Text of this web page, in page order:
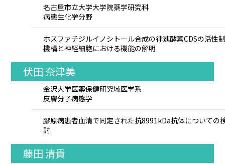
名古屋市立大学大学院薬学研究科
病態生化学分野
ホスファチジルイノシトール合成の律速酵素CDSの活性
機構と神経細胞における機能の解明
伏田 奈津美
金沢大学医薬保健研究域医学系
皮膚分子病態学
膠原病患者血清で同定された抗8991kDa抗体についての
討
藤田 清貴